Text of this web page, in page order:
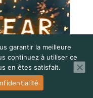
garantir la meilleure
continuez à utiliser ce
en êtes satisfait.